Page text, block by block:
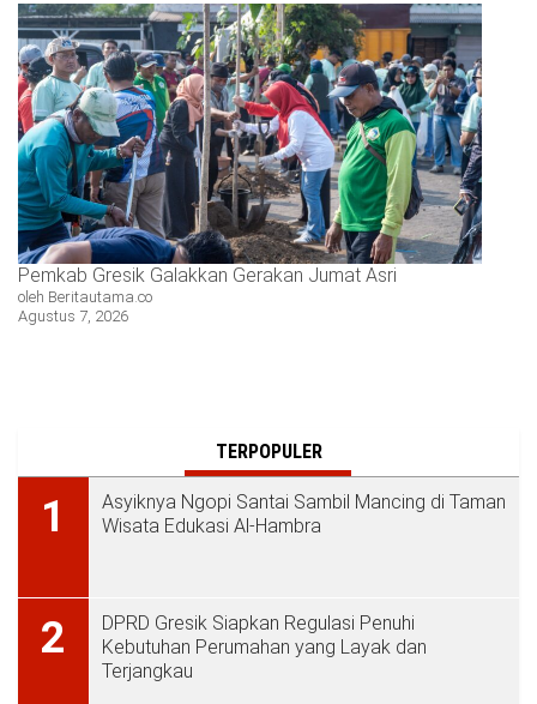
Pemkab Gresik Galakkan Gerakan Jumat Asri
oleh Beritautama.co
Agustus 7, 2026
TERPOPULER
1
Asyiknya Ngopi Santai Sambil Mancing di Taman
Wisata Edukasi Al-Hambra
2
DPRD Gresik Siapkan Regulasi Penuhi
Kebutuhan Perumahan yang Layak dan
Terjangkau